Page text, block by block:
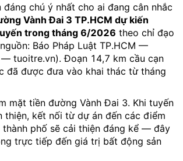
chú ý nhất cho ai đang cân nhắc
Vành Đai 3 TP.HCM dự kiến
trong tháng 6/2026 theo chỉ đạo
Báo Pháp Luật TP.HCM —
— tuoitre.vn). Đoạn 14,7 km cầu cạn
đã được đưa vào khai thác từ tháng
mặt tiền đường Vành Đai 3. Khi tuyến
thiện, kết nối từ dự án đến các điểm
phố sẽ cải thiện đáng kể — đây
trực tiếp đến giá trị bất động sản